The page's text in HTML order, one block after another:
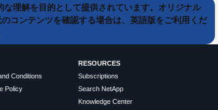
理解を目的として提供されています。オリジナル
コンテンツを確認する場合は、英語版をご利用くだ
Conditions
Policy
RESOURCES
Subscriptions
Search NetApp
Knowledge Center